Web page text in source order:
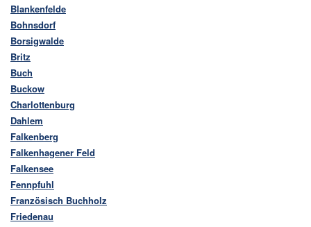
Blankenfelde
Bohnsdorf
Borsigwalde
Britz
Buch
Buckow
Charlottenburg
Dahlem
Falkenberg
Falkenhagener Feld
Falkensee
Fennpfuhl
Französisch Buchholz
Friedenau